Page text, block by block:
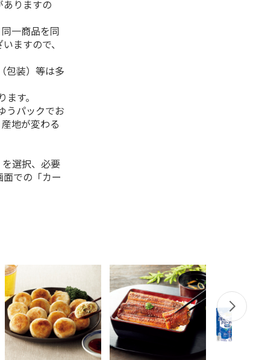
りますの
一商品を同
ますので、
包装）等は多
す。
うパックでお
地が変わる
選択、必要
での「カー